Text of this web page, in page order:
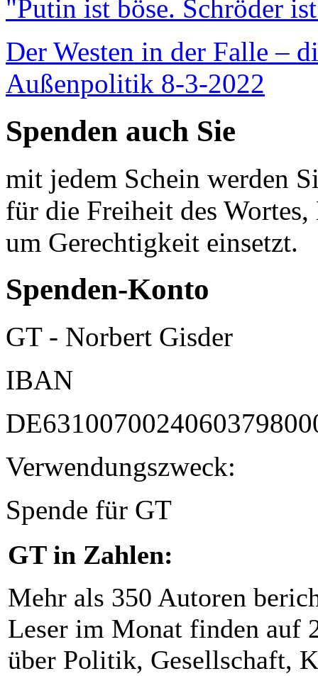
"Putin ist böse. Schröder
Der Westen in der Falle –
Außenpolitik 8-3-2022
Spenden auch Sie
mit jedem Schein werden
für die Freiheit des
um Gerechtigkeit einsetzt.
Spenden-Konto
GT - Norbert Gisder
IBAN
Verwendungszweck:
Spende für GT
GT in Zahlen:
Mehr als 350 Autoren
Leser im Monat finden auf
über Politik, Gesellschaft,